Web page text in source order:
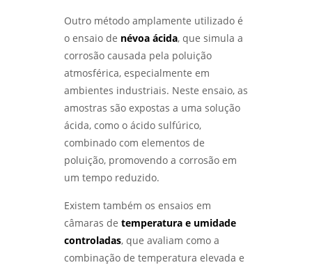
DESVENDANDO OS SEGREDOS DOS ENSAIOS
MECÂNICOS PARA MATERIAIS INOVADORES -
LABMETAL
COMO ESCOLHER AS MELHORES EMPRESAS DE
COMO O ENSAIO DE CORROSÃO ACELERADA
GARANTE MATERIAIS DURÁVEIS - LABMETAL
COMO ESCOLHER UM LABORATÓRIO DE
ENSAIOS MECÂNICOS EM SP PARA GARANTIR A
QUALIDADE DOS SEUS MATERIAIS - LABMETAL
ANÁLISE METALOGRÁFICA PARA ENTENDER
ESTRUTURAS DOS MATERIAIS E MELHORAR
PROCESSOS - LABMETAL
Outro método amplamente utilizado é
o ensaio de névoa ácida, que simula a
corrosão causada pela poluição
atmosférica, especialmente em
ambientes industriais. Neste ensaio, as
amostras são expostas a uma solução
ácida, como o ácido sulfúrico,
combinado com elementos de
poluição, promovendo a corrosão em
um tempo reduzido.
Existem também os ensaios em
câmaras de temperatura e umidade
controladas, que avaliam como a
combinação de temperatura elevada e